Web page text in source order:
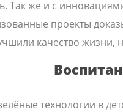
Так же и с
проекты
качество жизни,
технологии в